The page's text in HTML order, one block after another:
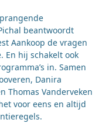
beantwoordt
Aankoop de vragen
En hij schakelt ook
in. Samen
Danira
Thomas Vanderveken
voor eens en altijd